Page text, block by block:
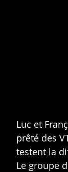
Luc et
prêté des
testent la
Le groupe